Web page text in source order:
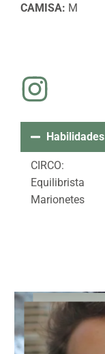
CAMISA: M
Habilidades
CIRCO:
Equilibrista
Marionetes
Cama Elástica
DANÇA:
Electro